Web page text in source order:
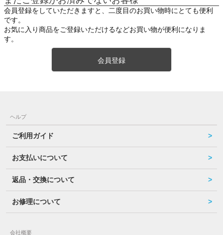
会員登録をしていただきますと、二度目のお買い物時にとても便利
です。
お気に入り商品をご登録いただけるなどお買い物が便利になりま
す。
会員登録
ヘルプ
ご利用ガイド
お支払いについて
返品・交換について
お修理について
会社概要